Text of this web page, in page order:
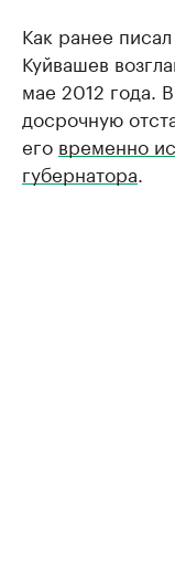
Как ранее
Куйвашев
мае 2012 года.
досрочную
его временно
губернатора